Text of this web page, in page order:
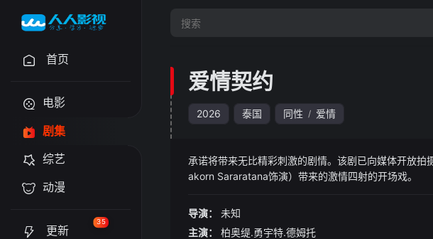
首页
电影
剧集
综艺
动漫
更新
35
爱情契约
2026 泰国 同性 / 爱情
承诺将带来无比精彩刺激的剧情。该剧已向媒体开放
akorn Sararatana饰演）带来的激情四射的开场戏。
导演：
未知
主演：
柏奥缇.勇宇特.德姆托